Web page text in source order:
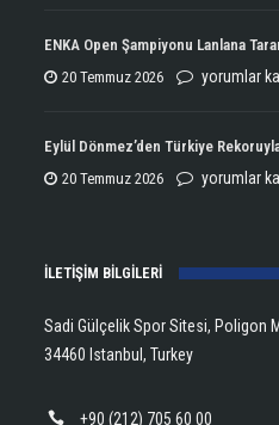
Çifte
ENKA Open Şampiyonu Lanlana
20 Temmuz 2026
ENKA
Şampiyonu
Lanlana
yorumlar
Eylül Dönmez’den Türkiye
20 Temmuz 2026
Eylül
Rekoruyla
Avrupa
yorumlar
İLETİŞİM BİLGİLERİ
Sadi Gülçelik Spor Sitesi, Poligon
34460 Istanbul, Turkey
+90 (212) 705 60 00